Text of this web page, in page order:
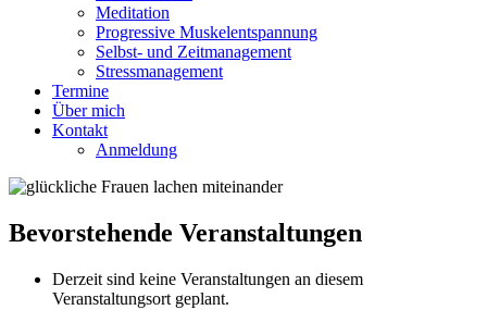
Meditation
Progressive Muskelentspannung
Selbst- und Zeitmanagement
Stressmanagement
Termine
Über mich
Kontakt
Anmeldung
Bevorstehende Veranstaltungen
Derzeit sind keine Veranstaltungen an diesem
Veranstaltungsort geplant.